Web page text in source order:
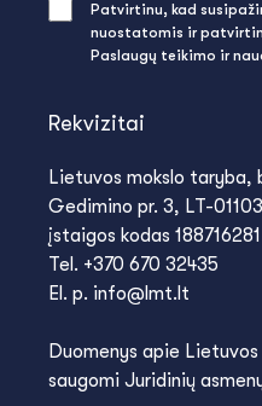
Rekvizitai
Lietuvos mokslo
Gedimino pr. 3, LT-
įstaigos kodas 188716281
Tel. +370 670 32435
El. p. info@lmt.lt
Duomenys apie
saugomi Juridinių
Patvirtinu, kad
nuostatomis ir
Paslaugų teikimo ir